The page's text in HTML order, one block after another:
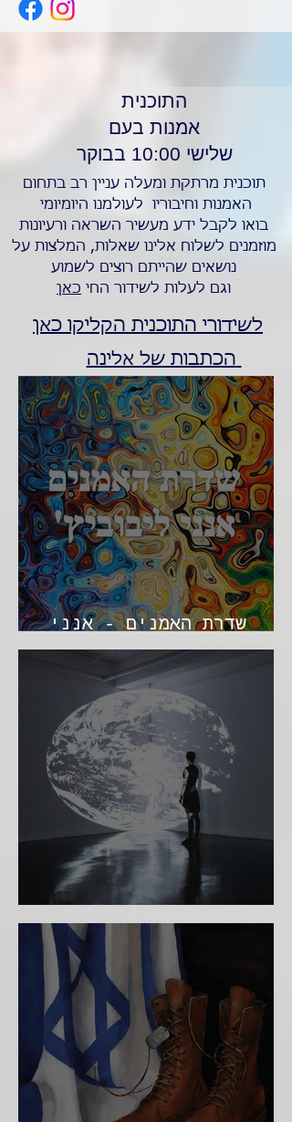
התוכנית
אמנות בעם
שלישי 10:00 בבוקר
תוכנית מרתקת ומעלה עניין רב בתחום
האמנות וחיבוריו לעולמנו היומיומי
בואו לקבל ידע מעשיר השראה ורעיונות
מוזמנים לשלוח אלינו שאלות, המלצות על
נושאים שהייתם רוצים לשמוע
וגם לעלות לשידור החי כאן
לשידורי התוכנית הקליקו כאן
שדרת האמנים - אנני
ליבוביץ' - מעבר לעדשה
אין לי מוזה מה עושים?